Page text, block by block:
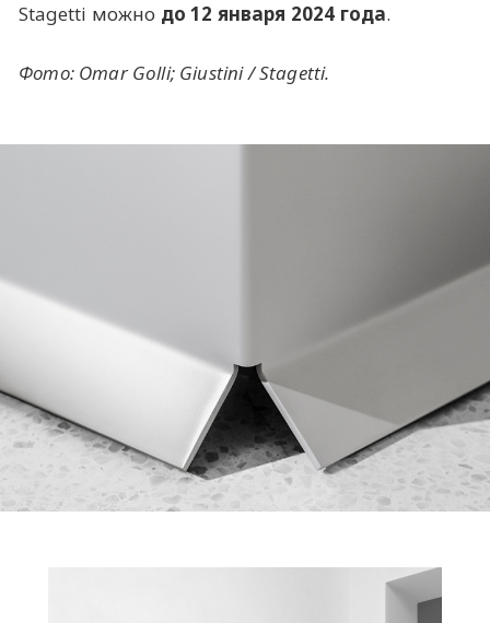
Stagetti можно до 12 января 2024 года.
Фото: Omar Golli; Giustini / Stagetti.